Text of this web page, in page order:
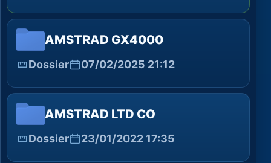
AMSTRAD GX4000
Dossier 07/02/2025 21:12
AMSTRAD LTD CO
Dossier 23/01/2022 17:35